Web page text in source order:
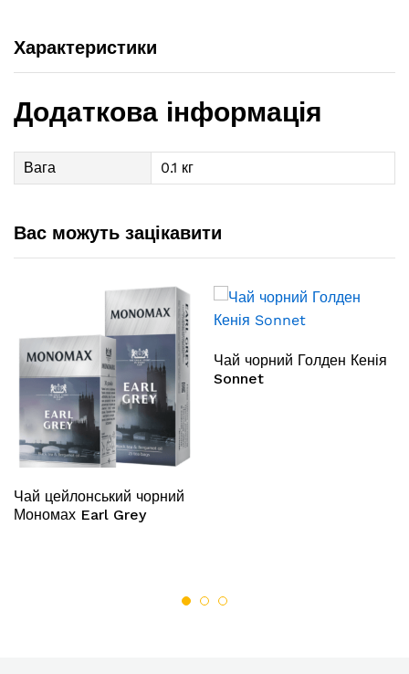
Характеристики
Додаткова інформація
Вага 0.1 кг
Вас можуть зацікавити
Чай цейлонський чорний
Мономах Earl Grey
Чай чорний Голден Кенія
Sonnet